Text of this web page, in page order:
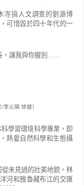
寺搞人文調查的劉源博
可惜毀於四十年代的一
讓我與你握別
沁陽 徐健）
學習環境科學專業，即
熱愛自然科學和生態攝
未見過的壯美地貌。林
河和雅魯藏布江的交匯